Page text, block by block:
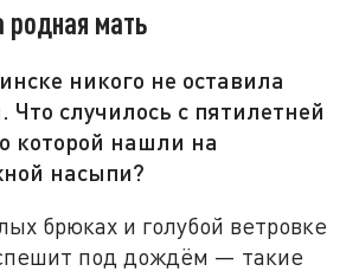
мать
никого не оставила
случилось с пятилетней
которой нашли на
насыпи?
брюках и голубой ветровке
под дождём — такие